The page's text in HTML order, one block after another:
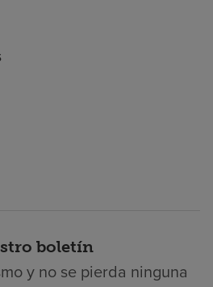
boletín
y no se pierda ninguna